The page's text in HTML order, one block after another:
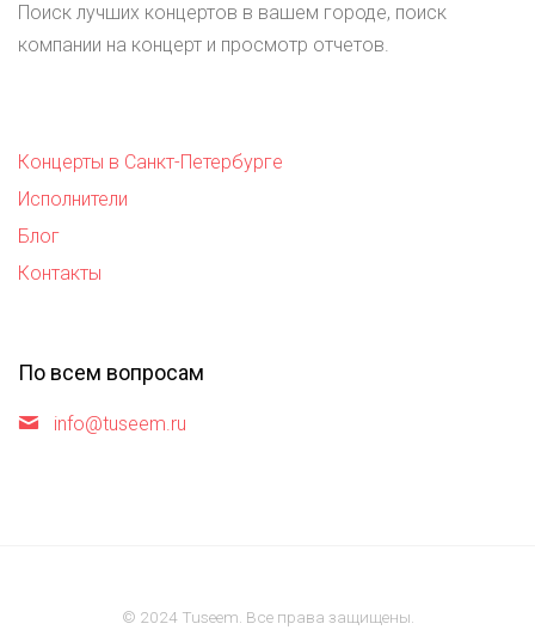
Поиск лучших концертов в вашем городе, поиск
компании на концерт и просмотр отчетов.
Концерты в Санкт-Петербурге
Исполнители
Блог
Контакты
По всем вопросам
info@tuseem.ru
© 2024 Tuseem. Все права защищены.